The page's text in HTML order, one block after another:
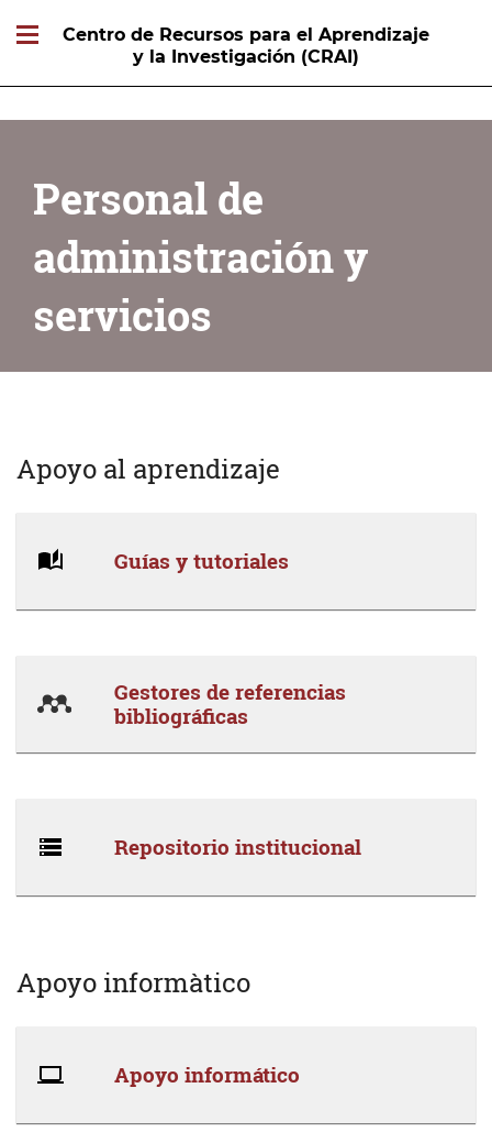
Centro de Recursos para el Aprendizaje
y la Investigación (CRAI)
Personal de
administración y
servicios
Apoyo al aprendizaje
Guías y tutoriales
Gestores de referencias
bibliográficas
Repositorio institucional
Apoyo informàtico
Apoyo informático